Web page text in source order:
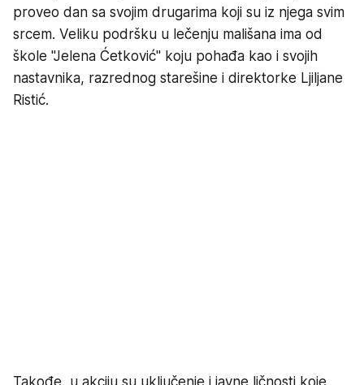
proveo dan sa svojim drugarima koji su iz njega svim
srcem. Veliku podršku u lečenju mališana ima od
škole "Jelena Ćetković" koju pohađa kao i svojih
nastavnika, razrednog starešine i direktorke Ljiljane
Ristić.